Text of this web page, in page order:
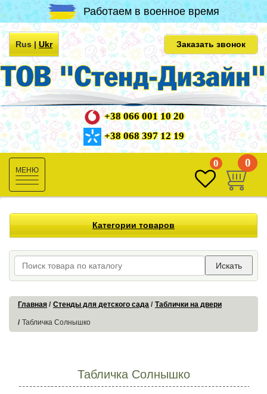
Работаем в военное время
Rus|Ukr Заказать звонок
+38 066 001 10 20
+38 068 397 12 19
Toggle
navigation
0 0
Категории товаров
Искать
Главная Стенды для детского сада Таблички на двери
Табличка Солнышко
Табличка Солнышко